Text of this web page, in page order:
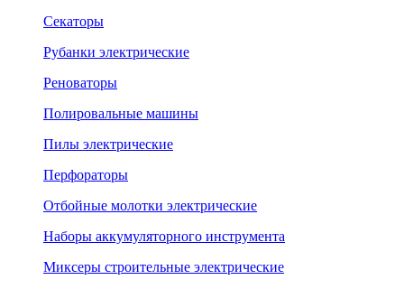
Секаторы
Рубанки электрические
Реноваторы
Полировальные машины
Пилы электрические
Перфораторы
Отбойные молотки электрические
Наборы аккумуляторного инструмента
Миксеры строительные электрические